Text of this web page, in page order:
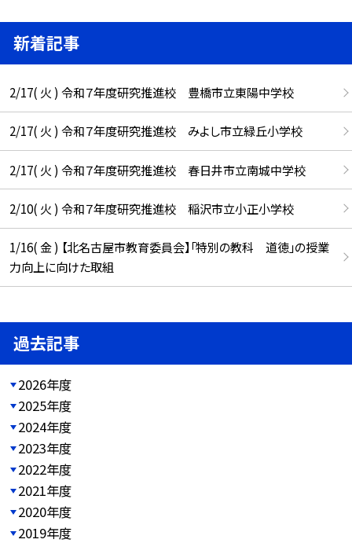
新着記事
2/17( 火 ) 令和７年度研究推進校 豊橋市立東陽中学校
2/17( 火 ) 令和７年度研究推進校 みよし市立緑丘小学校
2/17( 火 ) 令和７年度研究推進校 春日井市立南城中学校
2/10( 火 ) 令和７年度研究推進校 稲沢市立小正小学校
1/16( 金 ) 【北名古屋市教育委員会】「特別の教科 道徳」の授業
力向上に向けた取組
過去記事
2026年度
2025年度
2024年度
2023年度
2022年度
2021年度
2020年度
2019年度